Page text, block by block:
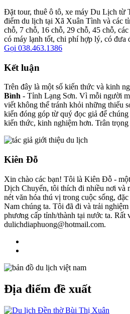
Đặt tour, thuê ô tô, xe máy Du Lịch từ
điểm du lịch tại Xã Xuân Tình và các
chỗ, 7 chỗ, 16 chỗ, 29 chỗ, 45 chỗ,
có máy lạnh tốt, chi phí hợp lý, có đưa
Gọi 038.463.1386
Kết luận
Trên đây là một số kiến thức và kinh
Bình - Tỉnh Lạng Sơn. Vì mỗi người
viết không thể tránh khỏi những thiếu
kiến đóng góp từ quý đọc giả để
kiến thức, kinh nghiệm hơn. Trân trọng
Kiên Đỗ
Xin chào các bạn! Tôi là Kiên Đỗ -
Dịch Chuyển, tôi thích đi nhiều nơi và
nét văn hóa thú vị trong cuộc sống,
Nam chúng ta. Tôi đã đi và trải nghiệm
phương cấp tỉnh/thành tại nước ta. Rất
dulichdiaphuong@hotmail.com.
Địa điểm đề xuất